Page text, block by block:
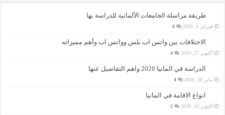
طريقة مراسلة الجامعات الألمانية للدراسة بها
فبراير 5, 2020 6
الاختلافات بين واتس اب بلس وواتس اب وأهم مميزاته
أكتوبر 27, 2019 4
الدراسة في المانيا 2020 واهم التفاصيل عنها
يناير 28, 2020 4
انواع الاقامة في المانيا
أكتوبر 10, 2019 2